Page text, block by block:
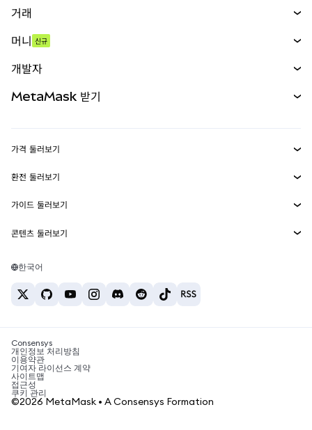
거래
무기한 선물
실물자산
머니 신규
개발자
MetaMask Connect
Snaps
웹3 서비스
MetaMask 받기
보안
고객 지원
채용
가격 둘러보기
이더리움 가격
솔라나 가격
테더 가격
환전 둘러보기
ETH를 USD로 환전
USDT를 INR로 환전
BTC를 INR로 환전
ETH를 USDT로 환전
가이드 둘러보기
ETH 매수
USDT 매수
SHIB 매수
BNB 매수
콘텐츠 둘러보기
솔라나 지갑
암호화폐 세금 뉴스
암호화폐 매수 방법
비트코인 매도 방법
한국어
Consensys
개인정보 처리방침
이용약관
기여자 라이선스 계약
사이트맵
접근성
쿠키 관리
©2026 MetaMask • A Consensys Formation